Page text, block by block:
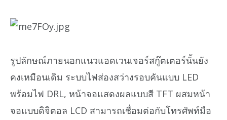
รูปลักษณ์ภายนอกแนวแอดเวนเจอร์สกู๊ตเตอร์นั้นยัง
คงเหมือนเดิม ระบบไฟส่องสว่างรอบคันแบบ LED
พร้อมไฟ DRL, หน้าจอแสดงผลแบบสี TFT ผสมหน้า
จอแบบดิจิตอล LCD สามารถเชื่อมต่อกับโทรศัพท์มือ